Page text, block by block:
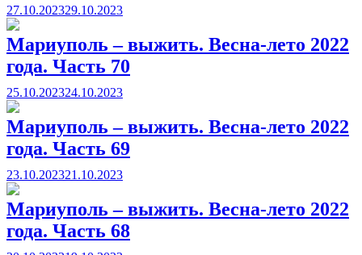
27.10.202329.10.2023
Мариуполь – выжить. Весна-лето 2022
года. Часть 70
25.10.202324.10.2023
Мариуполь – выжить. Весна-лето 2022
года. Часть 69
23.10.202321.10.2023
Мариуполь – выжить. Весна-лето 2022
года. Часть 68